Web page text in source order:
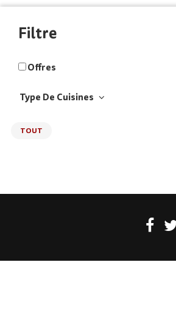
Filtre
Offres
Type De Cuisines
TOUT